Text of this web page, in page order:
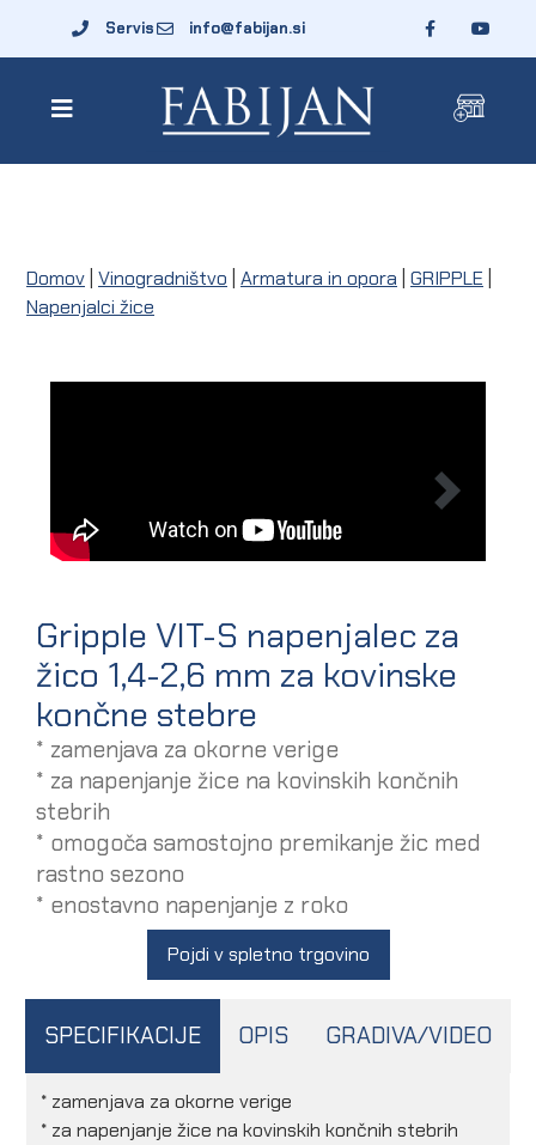
Servis info@fabijan.si
Domov Vinogradništvo Armatura in opora GRIPPLE
Napenjalci žice
Gripple VIT-S napenjalec za
žico 1,4-2,6 mm za kovinske
končne stebre
* zamenjava za okorne verige
* za napenjanje žice na kovinskih končnih
stebrih
* omogoča samostojno premikanje žic med
rastno sezono
* enostavno napenjanje z roko
Pojdi v spletno trgovino
SPECIFIKACIJE OPIS GRADIVA/VIDEO
* zamenjava za okorne verige
* za napenjanje žice na kovinskih končnih stebrih